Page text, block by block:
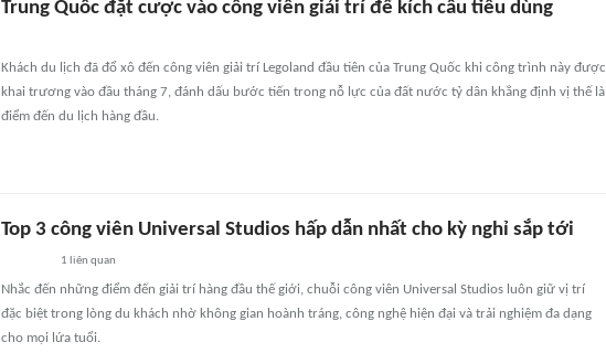
Trung Quốc đặt cược vào công viên giải trí để kích cầu tiêu dùng
Khách du lịch đã đổ xô đến công viên giải trí Legoland đầu tiên của Trung Quốc khi công trình này được
khai trương vào đầu tháng 7, đánh dấu bước tiến trong nỗ lực của đất nước tỷ dân khẳng định vị thế là
điểm đến du lịch hàng đầu.
Top 3 công viên Universal Studios hấp dẫn nhất cho kỳ nghỉ sắp tới
1 liên quan
Nhắc đến những điểm đến giải trí hàng đầu thế giới, chuỗi công viên Universal Studios luôn giữ vị trí
đặc biệt trong lòng du khách nhờ không gian hoành tráng, công nghệ hiện đại và trải nghiệm đa dạng
cho mọi lứa tuổi.